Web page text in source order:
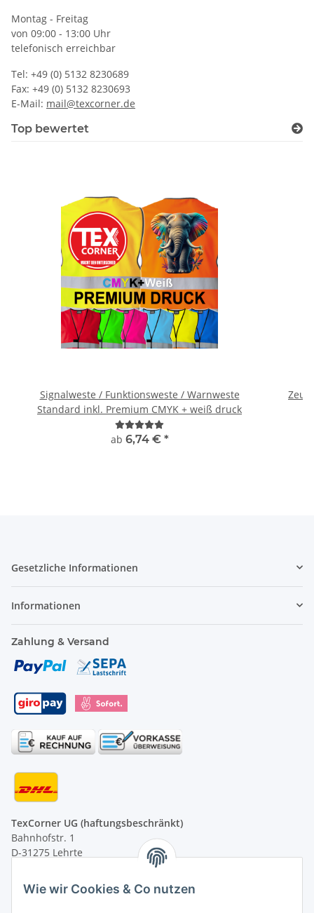
Montag - Freitag
von 09:00 - 13:00 Uhr
telefonisch erreichbar
Tel: +49 (0) 5132 8230689
Fax: +49 (0) 5132 8230693
E-Mail: mail@texcorner.de
Top bewertet
Signalweste / Funktionsweste / Warnweste
Standard inkl. Premium CMYK + weiß druck
ab 6,74 € *
Gesetzliche Informationen
Informationen
Zahlung & Versand
TexCorner UG (haftungsbeschränkt)
Bahnhofstr. 1
D-31275 Lehrte
von 09:00 - 13:00 Uhr
Wie wir Cookies & Co nutzen